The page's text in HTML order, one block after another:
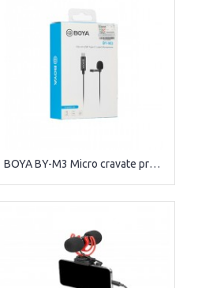
BOYA BY-M3 Micro cravate professionnel USB-C